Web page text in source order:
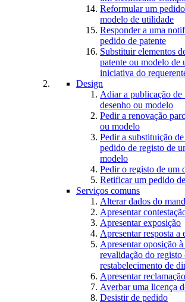
Reformular um
modelo de utilidade
Responder a uma
pedido de patente
Substituir elementos
patente ou modelo de
iniciativa do
Design
Adiar a publicação de
desenho ou modelo
Pedir a renovação
ou modelo
Pedir a substituição
pedido de registo de
modelo
Pedir o registo de um
Retificar um pedido
Serviços comuns
Alterar dados do
Apresentar
Apresentar exposição
Apresentar resposta a
Apresentar oposição
revalidação do registo
restabelecimento de
Apresentar reclamação
Averbar uma licença
Desistir de pedido